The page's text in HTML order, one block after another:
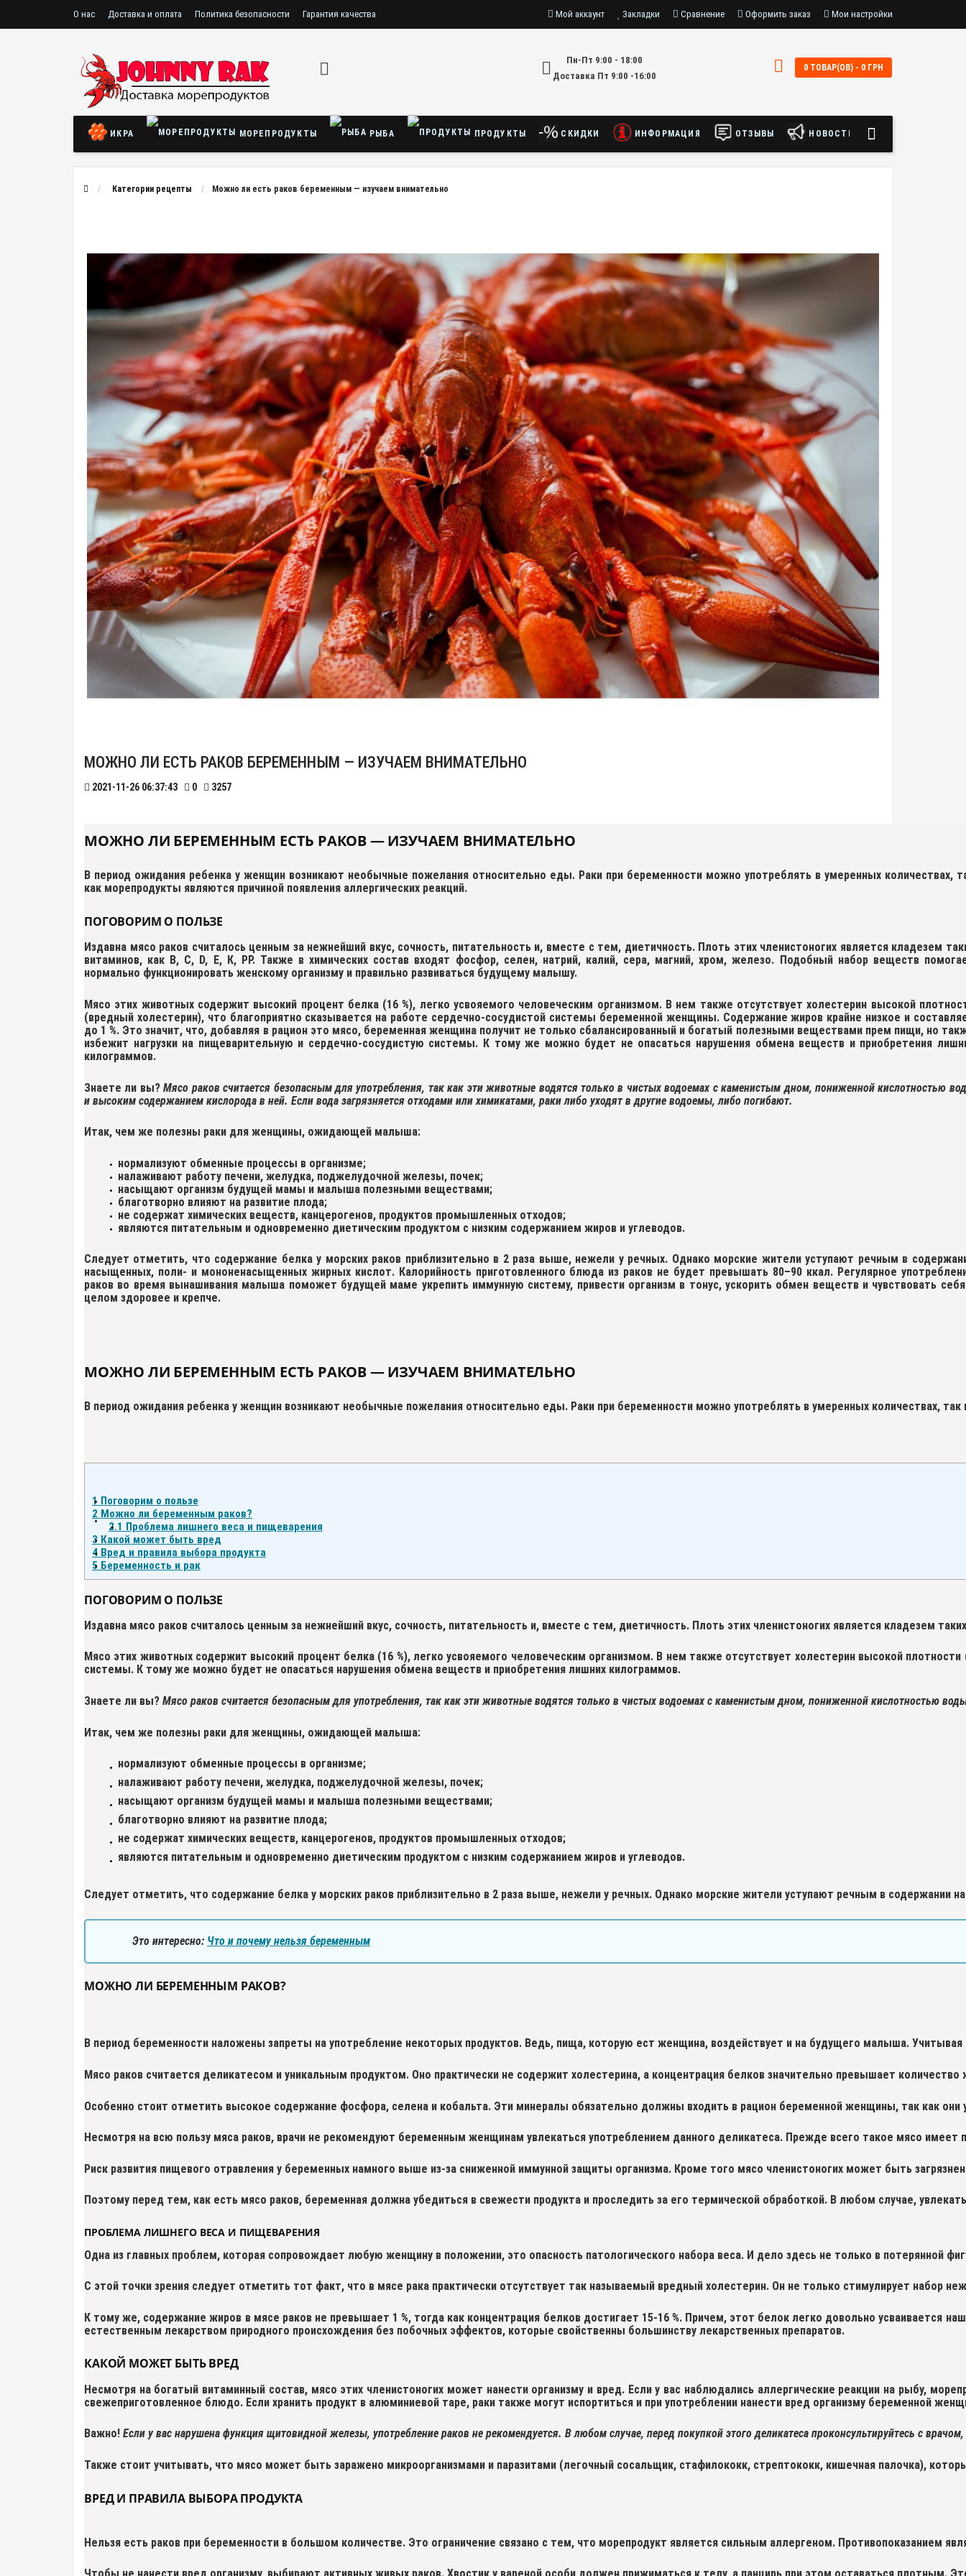
О нас Доставка и оплата Политика безопасности Гарантия качества Мой аккаунт Закладки Сравнение Оформить заказ Мои настройки
Пн-Пт 9:00 - 18:00
Доставка Пт 9:00 -16:00
0 ТОВАР(ОВ) - 0 ГРН
ИКРА МОРЕПРОДУКТЫ РЫБА ПРОДУКТЫ СКИДКИ ИНФОРМАЦИЯ ОТЗЫВЫ НОВОСТИ
Категории рецепты Можно ли есть раков беременным — изучаем внимательно
МОЖНО ЛИ ЕСТЬ РАКОВ БЕРЕМЕННЫМ — ИЗУЧАЕМ ВНИМАТЕЛЬНО
2021-11-26 06:37:43 0 3257
МОЖНО ЛИ БЕРЕМЕННЫМ ЕСТЬ РАКОВ — ИЗУЧАЕМ ВНИМАТЕЛЬНО
В период ожидания ребенка у женщин возникают необычные пожелания относительно еды. Раки при беременности можно употреблять в умеренных количествах,
как морепродукты являются причиной появления аллергических реакций.
ПОГОВОРИМ О ПОЛЬЗЕ
Издавна мясо раков считалось ценным за нежнейший вкус, сочность, питательность и, вместе с тем, диетичность. Плоть этих членистоногих является кладезем
витаминов, как В, С, D, Е, К, РР. Также в химических состав входят фосфор, селен, натрий, калий, сера, магний, хром, железо. Подобный набор веществ
нормально функционировать женскому организму и правильно развиваться будущему малышу.
Мясо этих животных содержит высокий процент белка(16 %), легко усвояемого человеческим организмом. В нем также отсутствует холестерин высокой
(вредный холестерин), что благоприятно сказывается на работе сердечно-сосудистой системы беременной женщины. Содержание жиров крайне низкое и
до 1 %. Это значит, что, добавляя в рацион это мясо, беременная женщина получит не только сбалансированный и богатый полезными веществами прем пищи, но
избежит нагрузки на пищеварительную и сердечно-сосудистую системы. К тому же можно будет не опасаться нарушения обмена веществ и приобретения
килограммов.
Знаете ли вы?Мясо раков считается безопасным для употребления, так как эти животные водятся только в чистых водоемах с каменистым дном, пониженной кислотностью
и высоким содержанием кислорода в ней. Если вода загрязняется отходами или химикатами, раки либо уходят в другие водоемы, либо погибают.
Итак, чем же полезны раки для женщины, ожидающей малыша:
нормализуют обменные процессы в организме;
налаживают работу печени, желудка, поджелудочной железы, почек;
насыщают организм будущей мамы и малыша полезными веществами;
благотворно влияют на развитие плода;
не содержат химических веществ, канцерогенов, продуктов промышленных отходов;
являются питательным и одновременно диетическим продуктом с низким содержанием жиров и углеводов.
Следует отметить, что содержание белка у морских раков приблизительно в 2 раза выше, нежели у речных. Однако морские жители уступают речным в
насыщенных, поли- и мононенасыщенных жирных кислот. Калорийность приготовленного блюда из раков не будет превышать 80–90 ккал. Регулярное
раков во время вынашивания малыша поможет будущей маме укрепить иммунную систему, привести организм в тонус, ускорить обмен веществ и чувствовать
целом здоровее и крепче.
МОЖНО ЛИ БЕРЕМЕННЫМ ЕСТЬ РАКОВ — ИЗУЧАЕМ ВНИМАТЕЛЬНО
В период ожидания ребенка у женщин возникают необычные пожелания относительно еды. Раки при беременности можно употреблять в умеренных количествах, так
1 Поговорим о пользе
2 Можно ли беременным раков?
2.1 Проблема лишнего веса и пищеварения
3 Какой может быть вред
4 Вред и правила выбора продукта
5 Беременность и рак
ПОГОВОРИМ О ПОЛЬЗЕ
Издавна мясо раков считалось ценным за нежнейший вкус, сочность, питательность и, вместе с тем, диетичность. Плоть этих членистоногих является кладезем
Мясо этих животных содержит высокий процент белка(16 %), легко усвояемого человеческим организмом. В нем также отсутствует холестерин высокой
системы. К тому же можно будет не опасаться нарушения обмена веществ и приобретения лишних килограммов.
Знаете ли вы? Мясо раков считается безопасным для употребления, так как эти животные водятся только в чистых водоемах с каменистым дном, пониженной кислотностью
Итак, чем же полезны раки для женщины, ожидающей малыша:
нормализуют обменные процессы в организме;
налаживают работу печени, желудка, поджелудочной железы, почек;
насыщают организм будущей мамы и малыша полезными веществами;
благотворно влияют на развитие плода;
не содержат химических веществ, канцерогенов, продуктов промышленных отходов;
являются питательным и одновременно диетическим продуктом с низким содержанием жиров и углеводов.
Следует отметить, что содержание белка у морских раков приблизительно в 2 раза выше, нежели у речных. Однако морские жители уступают речным в содержании
Это интересно: Что и почему нельзя беременным
МОЖНО ЛИ БЕРЕМЕННЫМ РАКОВ?
В период беременности наложены запреты на употребление некоторых продуктов. Ведь, пища, которую ест женщина, воздействует и на будущего малыша.
Мясо раков считается деликатесом и уникальным продуктом. Оно практически не содержит холестерина, а концентрация белков значительно превышает
Особенно стоит отметить высокое содержание фосфора, селена и кобальта. Эти минералы обязательно должны входить в рацион беременной женщины, так как
Несмотря на всю пользу мяса раков, врачи не рекомендуют беременным женщинам увлекаться употреблением данного деликатеса. Прежде всего такое мясо
Риск развития пищевого отравления у беременных намного выше из-за сниженной иммунной защиты организма. Кроме того мясо членистоногих может быть
Поэтому перед тем, как есть мясо раков, беременная должна убедиться в свежести продукта и проследить за его термической обработкой. В любом случае,
ПРОБЛЕМА ЛИШНЕГО ВЕСА И ПИЩЕВАРЕНИЯ
Одна из главных проблем, которая сопровождает любую женщину в положении, это опасность патологического набора веса. И дело здесь не только в
С этой точки зрения следует отметить тот факт, что в мясе рака практически отсутствует так называемый вредный холестерин. Он не только стимулирует набор
К тому же, содержание жиров в мясе раков не превышает 1 %, тогда как концентрация белков достигает 15-16 %. Причем, этот белок легко довольно
естественным лекарством природного происхождения без побочных эффектов, которые свойственны большинству лекарственных препаратов.
КАКОЙ МОЖЕТ БЫТЬ ВРЕД
Несмотря на богатый витаминный состав, мясо этих членистоногих может нанести организму и вред. Если у вас наблюдались аллергические реакции на рыбу,
свежеприготовленное блюдо. Если хранить продукт в алюминиевой таре, раки также могут испортиться и при употреблении нанести вред организму беременной
Важно! Если у вас нарушена функция щитовидной железы, употребление раков не рекомендуется. В любом случае, перед покупкой этого деликатеса проконсультируйтесь с
Также стоит учитывать, что мясо может быть заражено микроорганизмами и паразитами (легочный сосальщик, стафилококк, стрептококк, кишечная палочка),
ВРЕД И ПРАВИЛА ВЫБОРА ПРОДУКТА
Нельзя есть раков при беременности в большом количестве. Это ограничение связано с тем, что морепродукт является сильным аллергеном. Противопоказанием